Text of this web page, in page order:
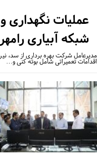
عملیات نگهداری و
شبکه آبیاری
شرکت بهره برداری از سد،
تعمیراتی شامل بوته کنی و…